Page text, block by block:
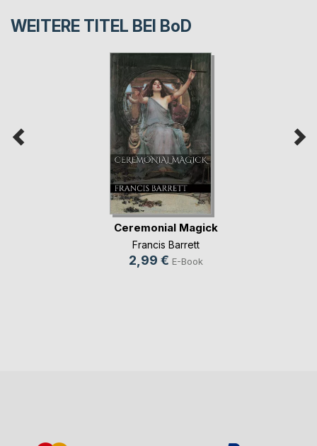
WEITERE TITEL BEI BoD
Ceremonial Magick
Francis Barrett
2,99 € E-Book